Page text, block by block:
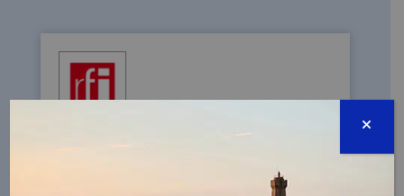
COMMENT PROTÉGER LE PATRIMOINE